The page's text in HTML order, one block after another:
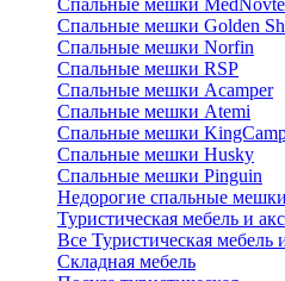
Cпальные мешки
Спальные мешки Golden
Спальные мешки Norfin
Спальные мешки RSP
Спальные мешки Acamper
Спальные мешки Atemi
Спальные мешки
Спальные мешки Husky
Спальные мешки Pinguin
Недорогие спальные мешки
Туристическая мебель и
Все Туристическая мебель
Складная мебель